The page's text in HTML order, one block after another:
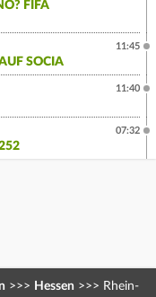
FIFA
SOCIA
11:45
11:40
07:32
>>> Hessen >>> Rhein-